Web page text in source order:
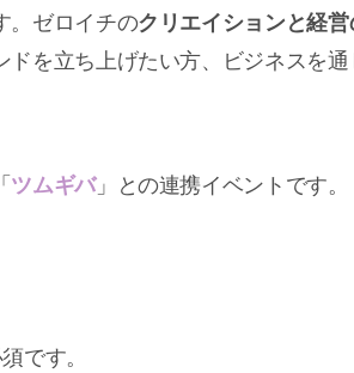
。ゼロイチのクリエイションと経
を立ち上げたい方、ビジネスを
ツムギバ」との連携イベントです。
です。